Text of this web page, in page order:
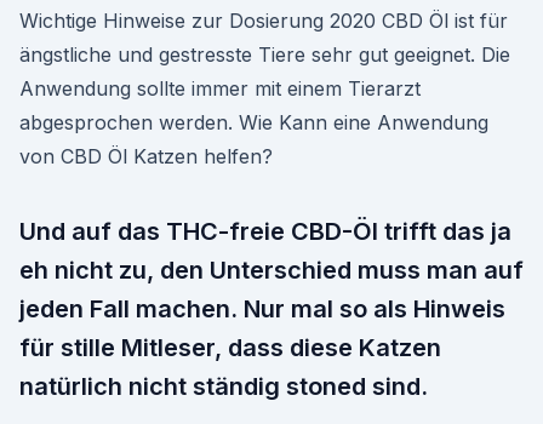
Wichtige Hinweise zur Dosierung 2020 CBD Öl ist für
ängstliche und gestresste Tiere sehr gut geeignet. Die
Anwendung sollte immer mit einem Tierarzt
abgesprochen werden. Wie Kann eine Anwendung
von CBD Öl Katzen helfen?
Und auf das THC-freie CBD-Öl trifft das ja
eh nicht zu, den Unterschied muss man auf
jeden Fall machen. Nur mal so als Hinweis
für stille Mitleser, dass diese Katzen
natürlich nicht ständig stoned sind.